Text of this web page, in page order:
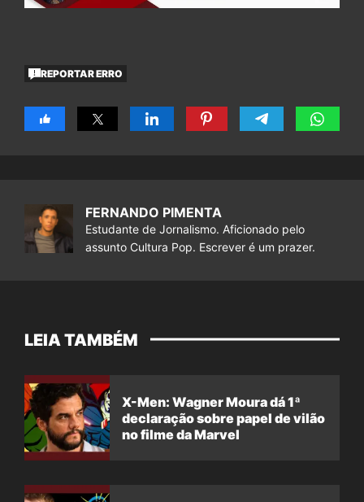
REPORTAR ERRO
FERNANDO PIMENTA
Estudante de Jornalismo. Aficionado pelo
assunto Cultura Pop. Escrever é um prazer.
LEIA TAMBÉM
X-Men: Wagner Moura dá 1ª
declaração sobre papel de vilão
no filme da Marvel